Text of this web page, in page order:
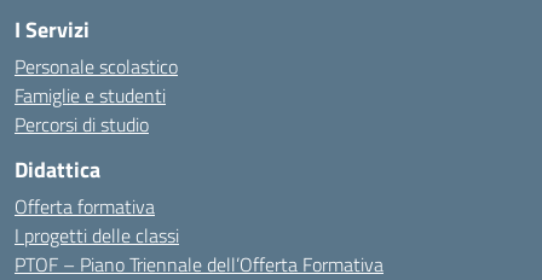
I Servizi
Personale scolastico
Famiglie e studenti
Percorsi di studio
Didattica
Offerta formativa
I progetti delle classi
PTOF – Piano Triennale dell’Offerta Formativa